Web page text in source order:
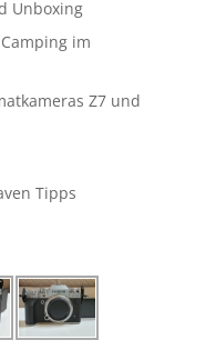
Unboxing
im
Z7 und
Tipps